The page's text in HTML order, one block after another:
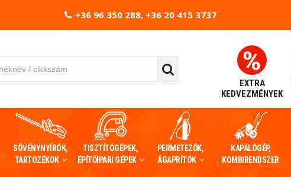
+36 96 350 288, +36 20 415 3737
EXTRA
KEDVEZMÉNYEK
SÖVÉNYNYÍRÓK,
TARTOZÉKOK
TISZTÍTÓGÉPEK,
ÉPÍTŐIPARI GÉPEK
PERMETEZŐK,
ÁGAPRÍTÓK
KAPÁLÓGÉP,
KOMBIRENDSZER